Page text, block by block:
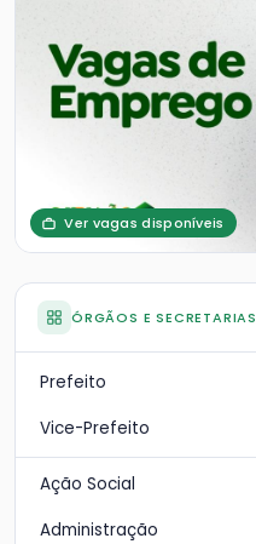
Ver vagas disponíveis
ÓRGÃOS E SECRETARIAS
Prefeito
Vice-Prefeito
Ação Social
Administração